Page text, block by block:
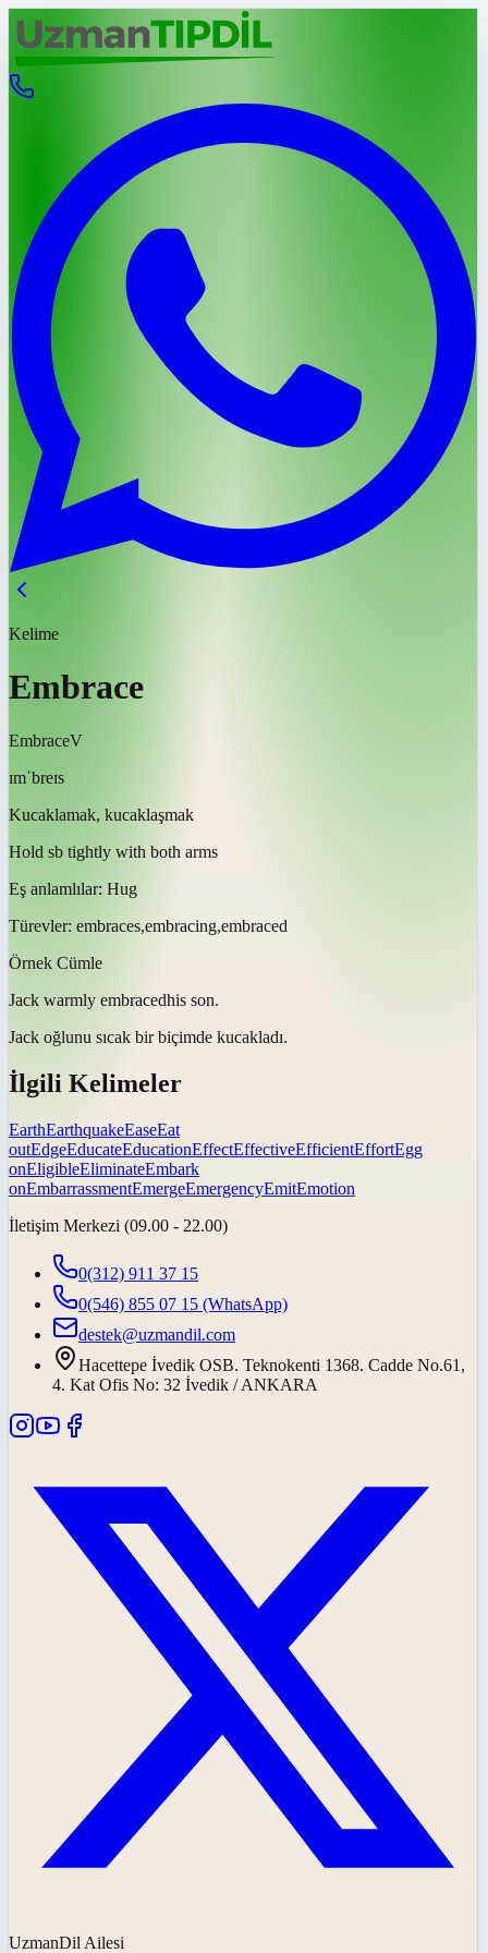
Kelime
Embrace
EmbraceV
ɪmˈbreɪs
Kucaklamak, kucaklaşmak
Hold sb tightly with both arms
Eş anlamlılar: Hug
Türevler: embraces,embracing,embraced
Örnek Cümle
Jack warmly embracedhis son.
Jack oğlunu sıcak bir biçimde kucakladı.
İlgili Kelimeler
EarthEarthquakeEaseEat
outEdgeEducateEducationEffectEffectiveEfficientEffortEgg
onEligibleEliminateEmbark
onEmbarrassmentEmergeEmergencyEmitEmotion
İletişim Merkezi (09.00 - 22.00)
0(312) 911 37 15
0(546) 855 07 15 (WhatsApp)
destek@uzmandil.com
Hacettepe İvedik OSB. Teknokenti 1368. Cadde No.61,
4. Kat Ofis No: 32 İvedik / ANKARA
UzmanDil Ailesi